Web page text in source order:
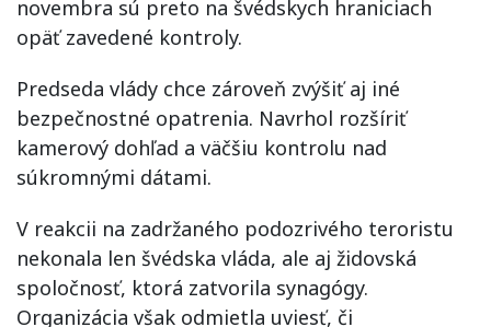
novembra sú preto na švédskych hraniciach
opäť zavedené kontroly.
Predseda vlády chce zároveň zvýšiť aj iné
bezpečnostné opatrenia. Navrhol rozšíriť
kamerový dohľad a väčšiu kontrolu nad
súkromnými dátami.
V reakcii na zadržaného podozrivého teroristu
nekonala len švédska vláda, ale aj židovská
spoločnosť, ktorá zatvorila synagógy.
Organizácia však odmietla uviesť, či